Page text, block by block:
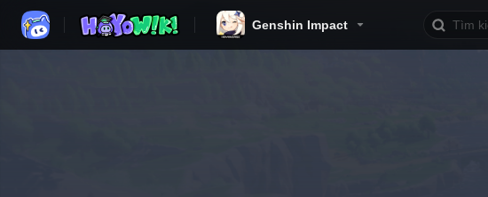
Genshin Impact